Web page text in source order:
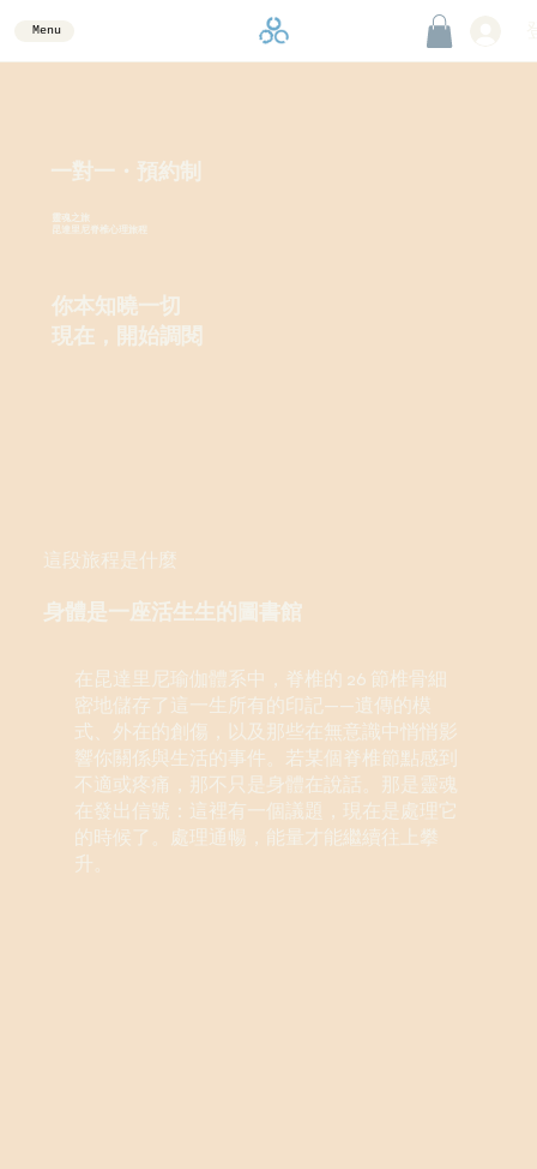
Menu
一對一・預約制
靈魂之旅
昆達里尼脊椎心理旅程
你本知曉一切
現在，開始調閱
這段旅程是什麼
身體是一座活生生的圖書館
在昆達里尼瑜伽體系中，脊椎的 26 節椎骨細
密地儲存了這一生所有的印記——遺傳的模
式、外在的創傷，以及那些在無意識中悄悄影
響你關係與生活的事件。若某個脊椎節點感到
不適或疼痛，那不只是身體在說話。那是靈魂
在發出信號：這裡有一個議題，現在是處理它
的時候了。處理通暢，能量才能繼續往上攀
升。